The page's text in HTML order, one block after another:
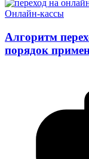
Онлайн-кассы
Алгоритм
порядок